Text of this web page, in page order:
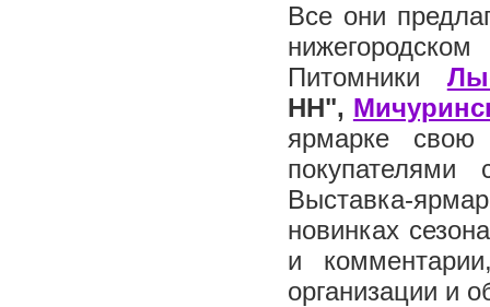
Все они
Питомники
НН",
ярмарке
покупателями
Выставка-
новинках
и
организации и